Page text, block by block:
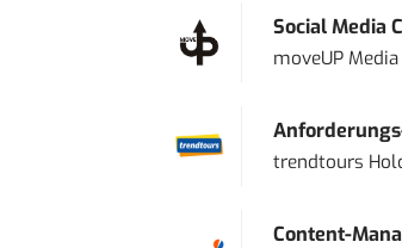
Social Media
moveUP
trendtours
Content-